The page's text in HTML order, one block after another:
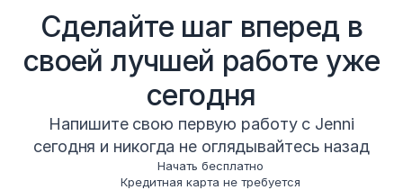
Сделайте шаг вперед в
своей лучшей работе уже
сегодня
Напишите свою первую работу с Jenni
сегодня и никогда не оглядывайтесь назад
Начать бесплатно
Кредитная карта не требуется